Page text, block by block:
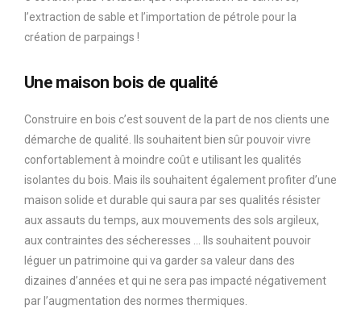
l’extraction de sable et l’importation de pétrole pour la
création de parpaings !
Une maison bois de qualité
Construire en bois c’est souvent de la part de nos clients une
démarche de qualité. Ils souhaitent bien sûr pouvoir vivre
confortablement à moindre coût e utilisant les qualités
isolantes du bois. Mais ils souhaitent également profiter d’une
maison solide et durable qui saura par ses qualités résister
aux assauts du temps, aux mouvements des sols argileux,
aux contraintes des sécheresses … Ils souhaitent pouvoir
léguer un patrimoine qui va garder sa valeur dans des
dizaines d’années et qui ne sera pas impacté négativement
par l’augmentation des normes thermiques.